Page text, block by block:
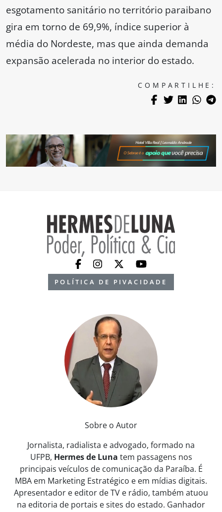
esgotamento sanitário no território paraibano
gira em torno de 69,9%, índice superior à
média do Nordeste, mas que ainda demanda
expansão acelerada no interior do estado.
COMPARTILHE:
POLÍTICA DE PIVACIDADE
Sobre o Autor
Jornalista, radialista e advogado, formado na
UFPB, Hermes de Luna tem passagens nos
principais veículos de comunicação da Paraíba. É
MBA em Marketing Estratégico e em mídias digitais.
Apresentador e editor de TV e rádio, também atuou
na editoria de portais e sites do estado. Ganhador